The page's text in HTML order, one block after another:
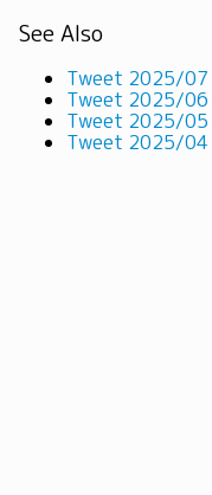
See Also
Tweet 2025/07
Tweet 2025/06
Tweet 2025/05
Tweet 2025/04